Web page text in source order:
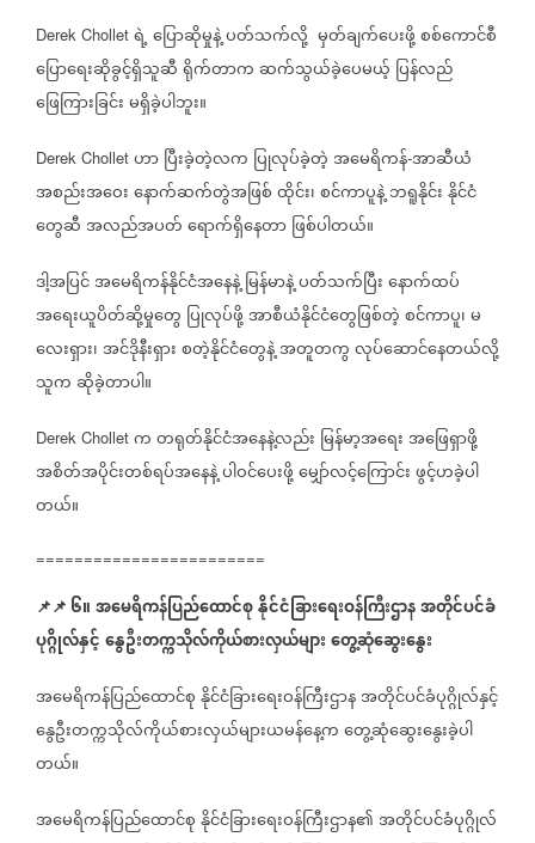
Derek Chollet ရဲ့ပြောဆိုမှုနဲ့ပတ်သက်လို့ မှတ်ချက်ပေးဖို့စစ်ကောင်စီ
ပြောရေးဆိုခွင့်ရှိသူဆီရိုက်တာကဆက်သွယ်ခဲ့ပေမယ့် ပြန်လည်
ဖြေကြားခြင်းမရှိခဲ့ပါဘူး။
Derek Chollet ဟာပြီးခဲ့တဲ့လက ပြုလုပ်ခဲ့တဲ့အမေရိကန်-အာဆီယံ
အစည်းအဝေးနောက်ဆက်တွဲအဖြစ်ထိုင်း၊စင်ကာပူနဲ့ဘရူနိုင်းနိုင်ငံ
တွေဆီအလည်အပတ်ရောက်ရှိနေတာဖြစ်ပါတယ်။
ဒါ့အပြင်အမေရိကန်နိုင်ငံအနေနဲ့မြန်မာနဲ့ပတ်သက်ပြီးနောက်ထပ်
အရေးယူပိတ်ဆို့မှုတွေ ပြုလုပ်ဖို့အာစီယံနိုင်ငံတွေဖြစ်တဲ့စင်ကာပူ၊မ
လေးရှား၊အင်ဒိုနီးရှားစတဲ့နိုင်ငံတွေနဲ့အတူတကွလုပ်ဆောင်နေတယ်လို့
သူကဆိုခဲ့တာပါ။
Derek Chollet ကတရုတ်နိုင်ငံအနေနဲ့လည်း မြန်မာ့အရေးအဖြေရှာဖို့
အစိတ်အပိုင်းတစ်ရပ်အနေနဲ့ပါဝင်ပေးဖို့မျှော်လင့်ကြောင်းဖွင့်ဟခဲ့ပါ
တယ်။
========================
📌📌၆။အမေရိကန်ပြည်ထောင်စုနိုင်ငံခြားရေးဝန်ကြီးဌာနအတိုင်ပင်ခံ
ပုဂ္ဂိုလ်နှင့်နွေဦးတက္ကသိုလ်ကိုယ်စားလှယ်များတွေ့ဆုံဆွေးနွေး
အမေရိကန်ပြည်ထောင်စုနိုင်ငံခြားရေးဝန်ကြီးဌာနအတိုင်ပင်ခံပုဂ္ဂိုလ်နှင့်
နွေဦးတက္ကသိုလ်ကိုယ်စားလှယ်များယမန်နေ့ကတွေ့ဆုံဆွေးနွေးခဲ့ပါ
တယ်။
အမေရိကန်ပြည်ထောင်စုနိုင်ငံခြားရေးဝန်ကြီးဌာန၏အတိုင်ပင်ခံပုဂ္ဂိုလ်